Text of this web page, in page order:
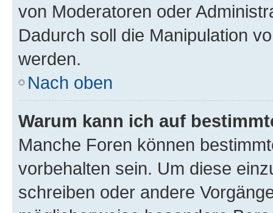
von Moderatoren oder
Dadurch soll die Manipulation
werden.
Nach oben
Warum kann ich auf
Manche Foren können
vorbehalten sein. Um diese
schreiben oder andere